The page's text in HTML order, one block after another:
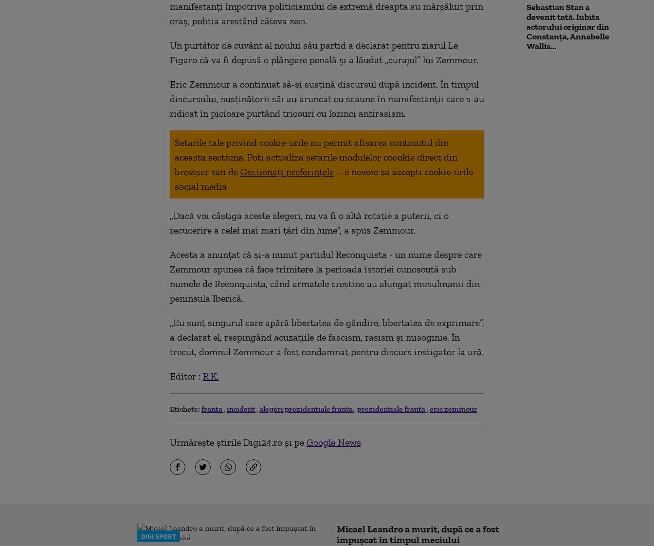
manifestanți împotriva politicianului de extremă dreapta au mărșăluit prin
oraș, poliția arestând câteva zeci.
Un purtător de cuvânt al noului său partid a declarat pentru ziarul Le
Figaro că va fi depusă o plângere penală și a lăudat „curajul” lui Zemmour.
Eric Zemmour a continuat să-și susțină discursul după incident. În timpul
discursului, susținătorii săi au aruncat cu scaune în manifestanții care s-au
ridicat în picioare purtând tricouri cu lozinci antirasism.
Setarile tale privind cookie-urile nu permit afisarea continutul din
aceasta sectiune. Poti actualiza setarile modulelor coookie direct din
browser sau de Gestionați preferințele – e nevoie sa accepti cookie-urile
social media
„Dacă voi câștiga aceste alegeri, nu va fi o altă rotație a puterii, ci o
recucerire a celei mai mari țări din lume”, a spus Zemmour.
Acesta a anunțat că și-a numit partidul Reconquista - un nume despre care
Zemmour spunea că face trimitere la perioada istoriei cunoscută sub
numele de Reconquista, când armatele creștine au alungat musulmanii din
peninsula Iberică.
„Eu sunt singurul care apără libertatea de gândire, libertatea de exprimare”,
a declarat el, respingând acuzațiile de fascism, rasism și misoginie. În
trecut, domnul Zemmour a fost condamnat pentru discurs instigator la ură.
Editor : R.K.
Etichete: franta incident alegeri prezidentiale franta prezidentiale franta eric zemmour
Urmărește știrile Digi24.ro și pe Google News
Sebastian Stan a
devenit tată. Iubita
actorului originar din
Constanța, Annabelle
Wallis...
DIGI SPORT
Micael Leandro a murit, după ce a fost
împușcat în timpul meciului